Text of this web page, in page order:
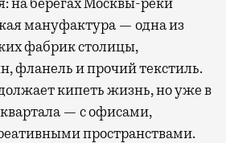
мануфактура — одна из
фабрик столицы,
фланель и прочий текстиль.
кипеть жизнь, но уже в
— с офисами,
пространствами.